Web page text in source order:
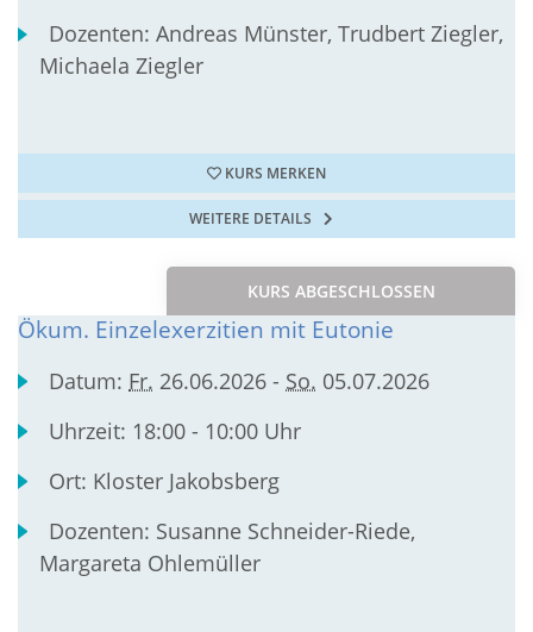
Dozenten:Andreas Münster, Trudbert Ziegler,
Michaela Ziegler
KURS MERKEN
WEITERE DETAILS
KURS ABGESCHLOSSEN
Ökum. Einzelexerzitien mit Eutonie
Datum: Fr. 26.06.2026 - So. 05.07.2026
Uhrzeit: 18:00 - 10:00 Uhr
Ort: Kloster Jakobsberg
Dozenten: Susanne Schneider-Riede,
Margareta Ohlemüller